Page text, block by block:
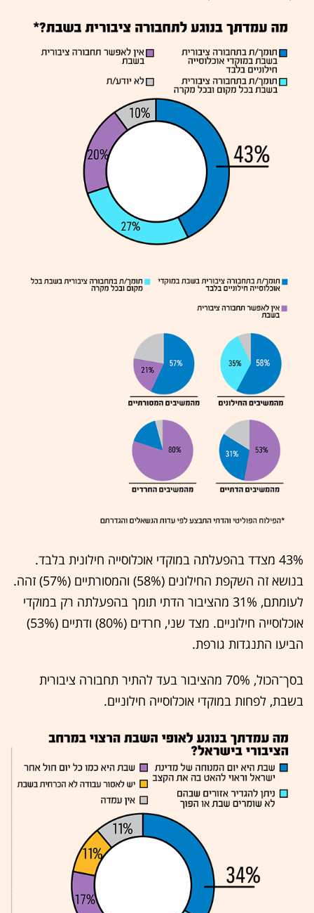
43% מצדד בהפעלתה במוקדי אוכלוסייה חילונית בלבד.
בנושא זה השקפת החילונים (58%) והמסורתיים (57%) זהה.
לעומתם, 31% מהציבור הדתי תומך בהפעלתה רק במוקדי
אוכלוסייה חילוניים. מצד שני, חרדים (80%) ודתיים (53%)
הביעו התנגדות גורפת.
בסך־הכול, 70% מהציבור בעד להתיר תחבורה ציבורית
בשבת, לפחות במוקדי אוכלוסייה חילוניים.